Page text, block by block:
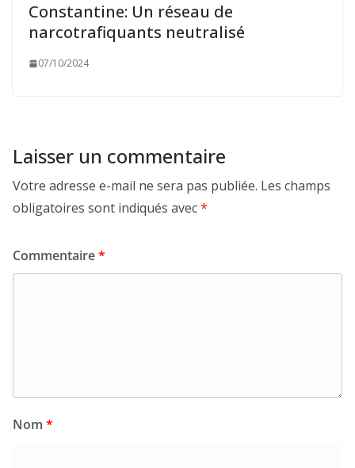
Constantine: Un réseau de
narcotrafiquants neutralisé
07/10/2024
Laisser un commentaire
Votre adresse e-mail ne sera pas publiée. Les champs
obligatoires sont indiqués avec*
Commentaire*
Nom *